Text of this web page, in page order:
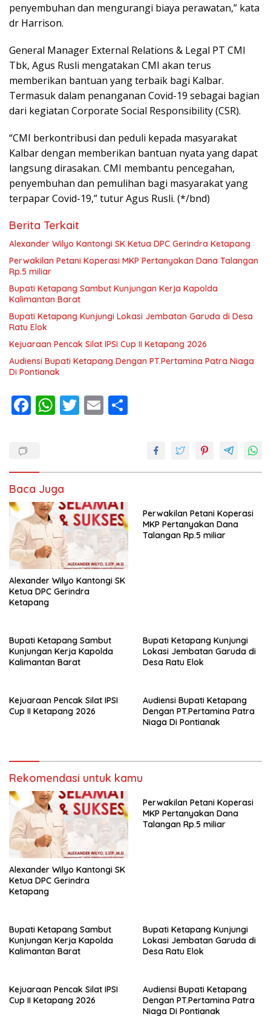
penyembuhan dan mengurangi biaya perawatan,” kata
dr Harrison.
General Manager External Relations & Legal PT CMI
Tbk, Agus Rusli mengatakan CMI akan terus
memberikan bantuan yang terbaik bagi Kalbar.
Termasuk dalam penanganan Covid-19 sebagai bagian
dari kegiatan Corporate Social Responsibility (CSR).
“CMI berkontribusi dan peduli kepada masyarakat
Kalbar dengan memberikan bantuan nyata yang dapat
langsung dirasakan. CMI membantu pencegahan,
penyembuhan dan pemulihan bagi masyarakat yang
terpapar Covid-19,” tutur Agus Rusli. (*/bnd)
Berita Terkait
Alexander Wilyo Kantongi SK Ketua DPC Gerindra Ketapang
Perwakilan Petani Koperasi MKP Pertanyakan Dana Talangan
Rp.5 miliar
Bupati Ketapang Sambut Kunjungan Kerja Kapolda
Kalimantan Barat
Bupati Ketapang Kunjungi Lokasi Jembatan Garuda di Desa
Ratu Elok
Kejuaraan Pencak Silat IPSI Cup II Ketapang 2026
Audiensi Bupati Ketapang Dengan PT.Pertamina Patra Niaga
Di Pontianak
F
o
o
k
W
A
p
p
T E
Baca Juga
Alexander Wilyo Kantongi SK
Ketua DPC Gerindra
Ketapang
Perwakilan Petani Koperasi
MKP Pertanyakan Dana
Talangan Rp.5 miliar
Bupati Ketapang Sambut
Kunjungan Kerja Kapolda
Kalimantan Barat
Bupati Ketapang Kunjungi
Lokasi Jembatan Garuda di
Desa Ratu Elok
Kejuaraan Pencak Silat IPSI
Cup II Ketapang 2026
Audiensi Bupati Ketapang
Dengan PT.Pertamina Patra
Niaga Di Pontianak
Rekomendasi untuk kamu
Alexander Wilyo Kantongi SK
Ketua DPC Gerindra
Ketapang
Perwakilan Petani Koperasi
MKP Pertanyakan Dana
Talangan Rp.5 miliar
Bupati Ketapang Sambut
Kunjungan Kerja Kapolda
Kalimantan Barat
Bupati Ketapang Kunjungi
Lokasi Jembatan Garuda di
Desa Ratu Elok
Kejuaraan Pencak Silat IPSI
Cup II Ketapang 2026
Audiensi Bupati Ketapang
Dengan PT.Pertamina Patra
Niaga Di Pontianak